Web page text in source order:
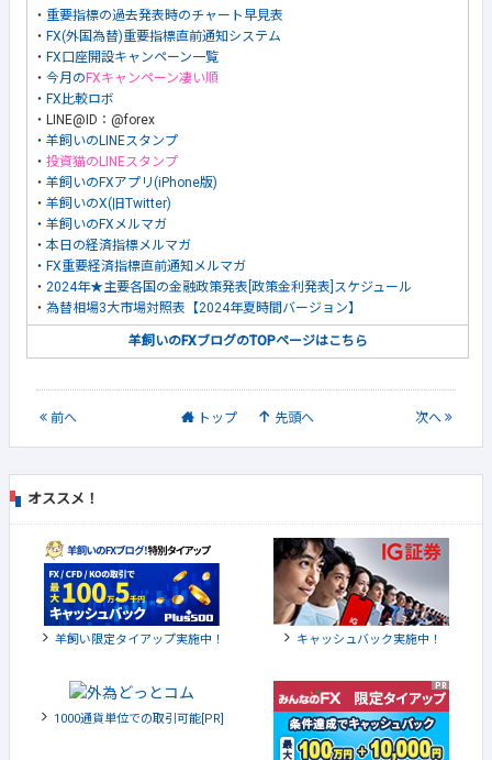
・ 重要指標の過去発表時のチャート早見表
・ FX(外国為替)重要指標直前通知システム
・ FX口座開設キャンペーン一覧
・ 今月の FXキャンペーン凄い順
・ FX比較ロボ
・LINE@ID：@forex
・ 羊飼いのLINEスタンプ
・ 投資猫のLINEスタンプ
・ 羊飼いのFXアプリ(iPhone版)
・ 羊飼いのX(旧Twitter)
・ 羊飼いのFXメルマガ
・ 本日の経済指標メルマガ
・ FX重要経済指標直前通知メルマガ
・ 2024年★主要各国の金融政策発表[政策金利発表]スケジュール
・ 為替相場3大市場対照表【2024年夏時間バージョン】
羊飼いのFXブログのTOPページはこちら
前へ トップ 先頭へ 次へ
オススメ！
羊飼い限定タイアップ実施中！ キャッシュバック実施中！
1000通貨単位での取引可能[PR]